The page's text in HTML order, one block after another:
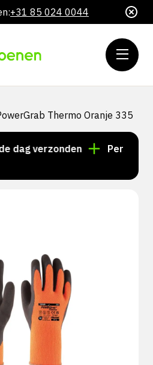
+31 85 024 0044
Thermo Oranje 335
verzonden Persoonlijk